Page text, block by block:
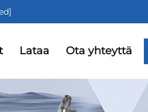
Lataa Ota yhteyttä